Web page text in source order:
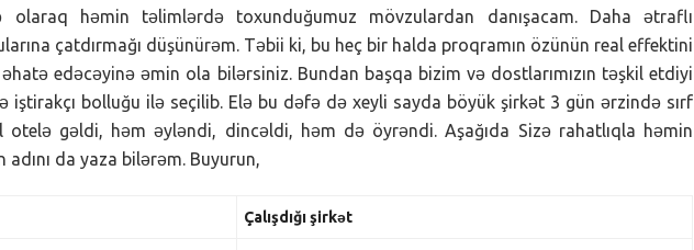
olaraq həmin təlimlərdə toxunduğumuz mövzulardan danışacam. Daha ətraflı
çatdırmağı düşünürəm. Təbii ki, bu heç bir halda proqramın özünün real effektini
edəcəyinə əmin ola bilərsiniz. Bundan başqa bizim və dostlarımızın təşkil etdiyi
iştirakçı bolluğu ilə seçilib. Elə bu dəfə də xeyli sayda böyük şirkət 3 gün ərzində sırf
gəldi, həm əyləndi, dincəldi, həm də öyrəndi. Aşağıda Sizə rahatlıqla həmin
adını da yaza bilərəm. Buyurun,
Çalışdığı şirkət